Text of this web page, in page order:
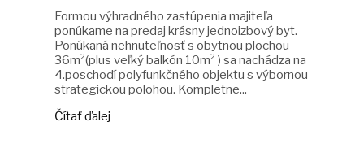
Formou výhradného zastúpenia majiteľa
ponúkame na predaj krásny jednoizbový byt.
Ponúkaná nehnuteľnosť s obytnou plochou
36m²(plus veľký balkón 10m² ) sa nachádza na
4.poschodí polyfunkčného objektu s výbornou
strategickou polohou. Kompletne...
Čítať ďalej